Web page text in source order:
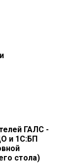
ГАЛС -
и 1С:БП
стола)